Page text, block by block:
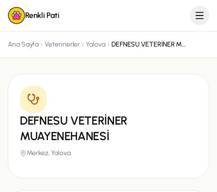
Renkli Pati
Ana Sayfa Veterinerler Yalova DEFNESU VETERİNER MUAYENEHANESİ
DEFNESU VETERİNER
MUAYENEHANESİ
Merkez,Yalova